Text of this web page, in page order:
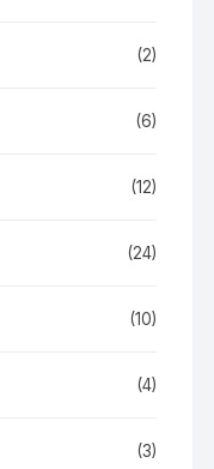
(2)
(6)
(12)
(24)
(10)
(4)
(3)